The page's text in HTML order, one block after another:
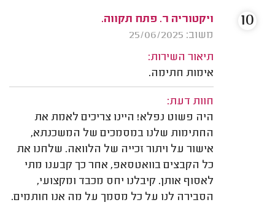
ויקטוריה ר. פתח תקווה.
משוב: 25/06/2025
תיאור השירות:
אימות חתימה.
חוות דעת:
היה פשוט נפלא! היינו צריכים לאמת את
החתימות שלנו במסמכים של המשכנתא,
אישור על ויתור זכייה של הלוואה. שלחנו את
כל הקבצים בוואטסאפ, אחר כך קבענו מתי
לאסוף אותן. קיבלנו יחס מכבד ומקצועי,
הסבירה לנו על כל מסמך על מה אנו חותמים.
10